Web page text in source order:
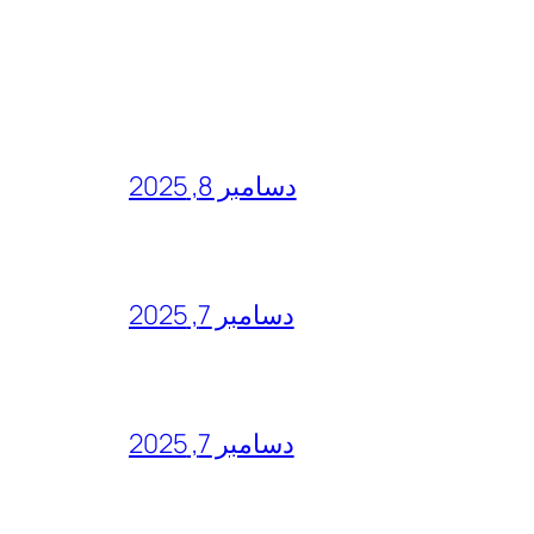
دسامبر 8, 2025
دسامبر 7, 2025
دسامبر 7, 2025